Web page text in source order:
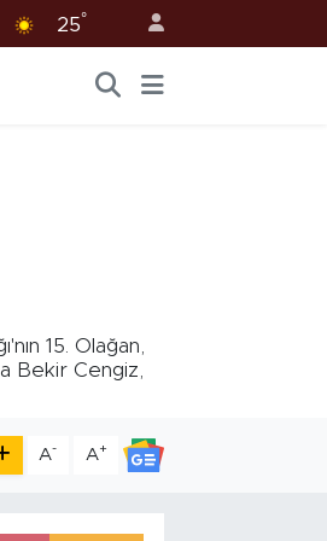
25°
15. Olağan,
Bekir Cengiz,
A- A+